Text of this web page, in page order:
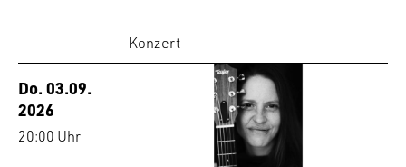
Konzert
Do. 03.09.
2026
20:00 Uhr